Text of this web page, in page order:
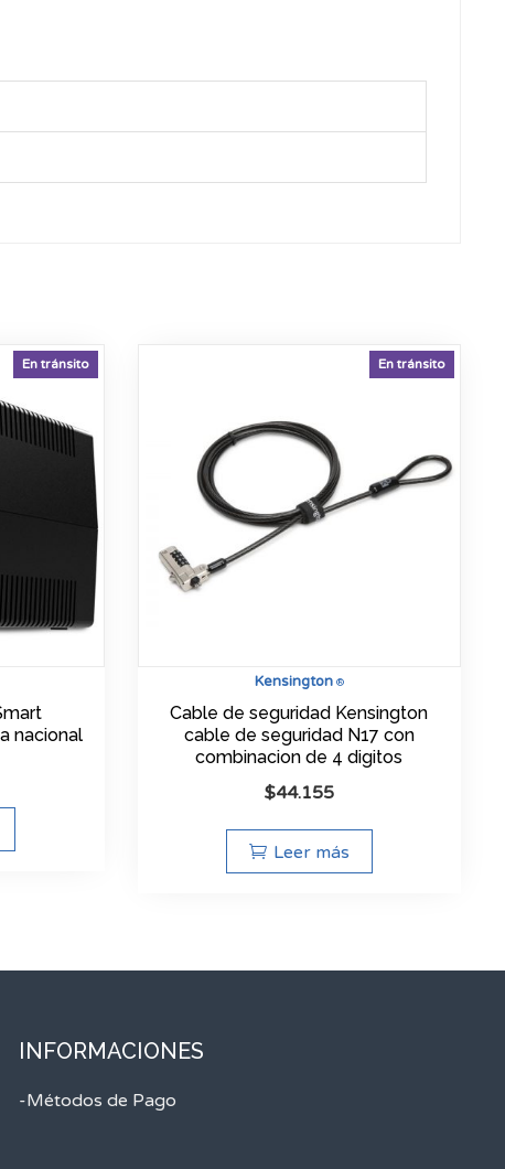
En tránsito
nacional
Kensington®
En tránsito
Cable de seguridad Kensington
cable de seguridad N17 con
combinacion de 4 digitos
$44.155
Leer más
INFORMACIONES
-Métodos de Pago